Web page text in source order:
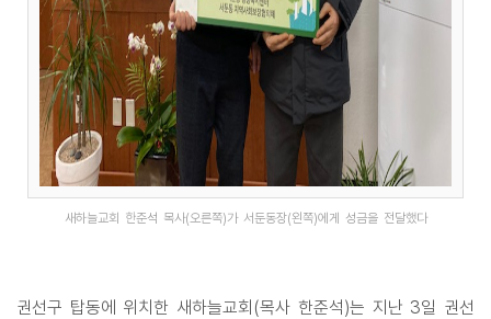
새하늘교회 한준석 목사(오른쪽)가 서둔동장(왼쪽)에게 성금을 전달했다
권선구 탑동에 위치한 새하늘교회(목사 한준석)는 지난 3일 권선